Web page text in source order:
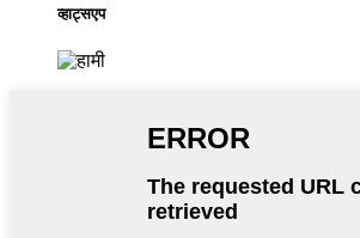
व्हाट्सएप